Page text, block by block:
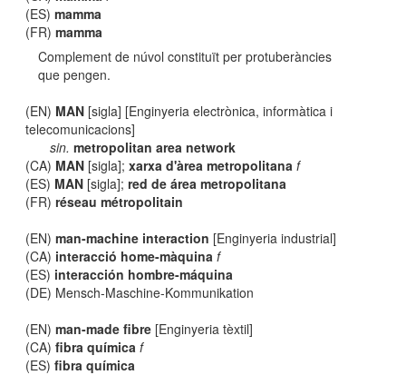
(ES)mamma
(FR)mamma
Complement de núvol constituït per protuberàncies
que pengen.
(EN) MAN [sigla] [Enginyeria electrònica, informàtica i
telecomunicacions]
sin. metropolitan area network
(CA) MAN [sigla];xarxa d'àrea metropolitana f
(ES) MAN [sigla];red de área metropolitana
(FR)réseau métropolitain
(EN)man-machine interaction [Enginyeria industrial]
(CA) interacció home-màquina f
(ES) interacción hombre-máquina
(DE) Mensch-Maschine-Kommunikation
(EN)man-made fibre [Enginyeria tèxtil]
(CA)fibra química f
(ES)fibra química